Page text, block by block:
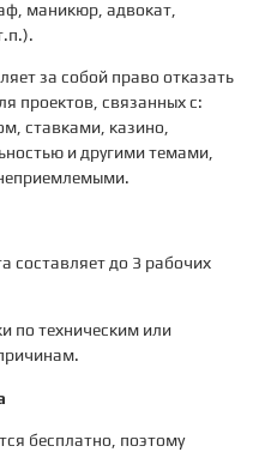
маникюр, адвокат,
за собой право отказать
проектов, связанных с:
ставками, казино,
и другими темами,
составляет до 3 рабочих
по техническим или
бесплатно, поэтому